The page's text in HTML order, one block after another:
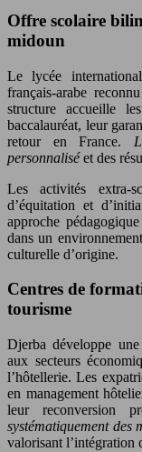
Offre scolaire
midoun
Le lycée
français-arabe
structure accueille
baccalauréat, leur
retour en France.
personnaliséet des
Les activités extra-
d’équitation et
approche
dans un
culturelle d’origine.
Centres de
tourisme
Djerba développe
aux secteurs
l’hôtellerie. Les
en management
leur reconversion
systématiquement
valorisant l’intégration